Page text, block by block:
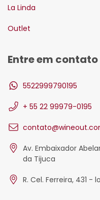
La Linda
Outlet
Entre em contato
5522999790195
+ 55 22 99979-0195
Av. Embaixador
da Tijuca
R. Cel. Ferreira, 431 -